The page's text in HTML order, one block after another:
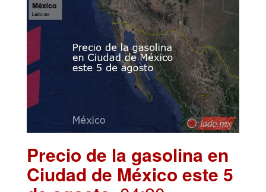
Precio de la gasolina en
Ciudad de México este 5